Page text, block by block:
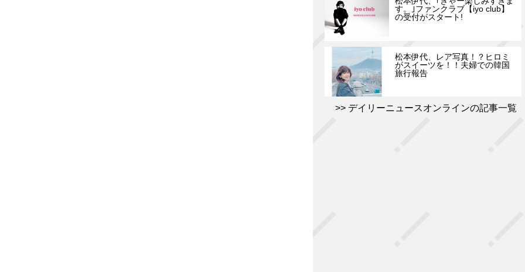
す。｣ファンクラブ【iyo club】
の受付がスタート!
松本伊代、レア写真！？ヒロミ
がスイーツを！！夫婦での韓国
旅行報告
デイリーニュースオンラインの記事一覧